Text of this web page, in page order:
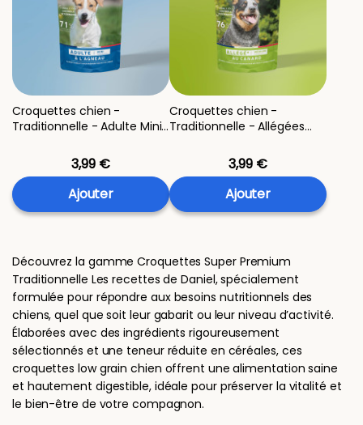
Croquettes chien -
Traditionnelle - Adulte Mini
3,99 €
Ajouter
Croquettes chien -
Traditionnelle - Allégées
échantillon 400g
3,99 €
Ajouter
Découvrez la gamme Croquettes Super Premium
Traditionnelle Les recettes de Daniel, spécialement
formulée pour répondre aux besoins nutritionnels des
chiens, quel que soit leur gabarit ou leur niveau d’activité.
Élaborées avec des ingrédients rigoureusement
sélectionnés et une teneur réduite en céréales, ces
croquettes low grain chien offrent une alimentation saine
et hautement digestible, idéale pour préserver la vitalité et
le bien-être de votre compagnon.